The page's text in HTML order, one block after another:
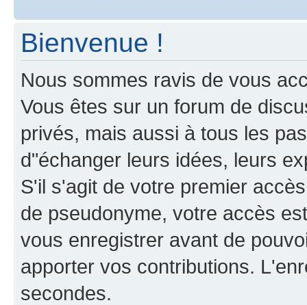
Bienvenue !
Nous sommes ravis de vous
Vous êtes sur un forum de
privés, mais aussi à tous les
d"échanger leurs idées, leurs
S'il s'agit de votre premier
de pseudonyme, votre accès
vous enregistrer avant de
apporter vos contributions.
secondes.